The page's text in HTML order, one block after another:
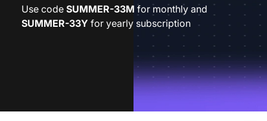
Use code SUMMER-33M for monthly and
SUMMER-33Y for yearly subscription